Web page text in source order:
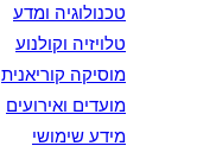
טכנולוגיה ומדע
טלויזיה וקולנוע
מוסיקה קוריאנית
מועדים ואירועים
מידע שימושי